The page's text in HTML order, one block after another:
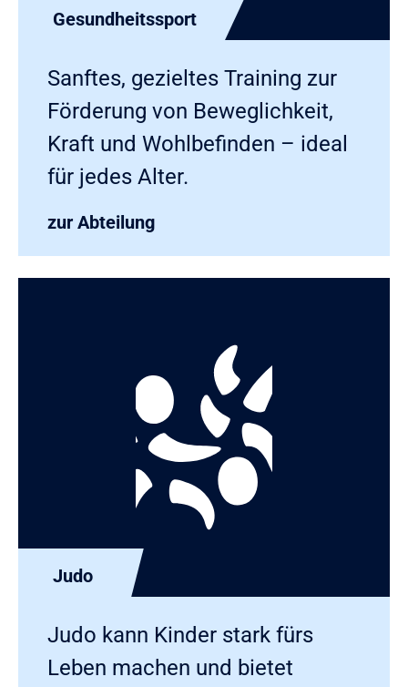
Gesundheitssport
Sanftes, gezieltes Training zur
Förderung von Beweglichkeit,
Kraft und Wohlbefinden – ideal
für jedes Alter.
zur Abteilung
Judo
Judo kann Kinder stark fürs
Leben machen und bietet